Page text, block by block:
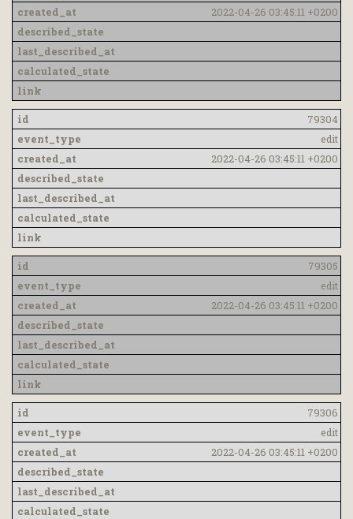
2022-04-26 03:45:11 +0200
79304
edit
2022-04-26 03:45:11 +0200
79305
edit
2022-04-26 03:45:11 +0200
79306
edit
2022-04-26 03:45:11 +0200